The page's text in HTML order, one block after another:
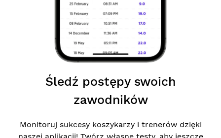
Śledź postępy swoich
zawodników
Monitoruj sukcesy koszykarzy i trenerów dzięki